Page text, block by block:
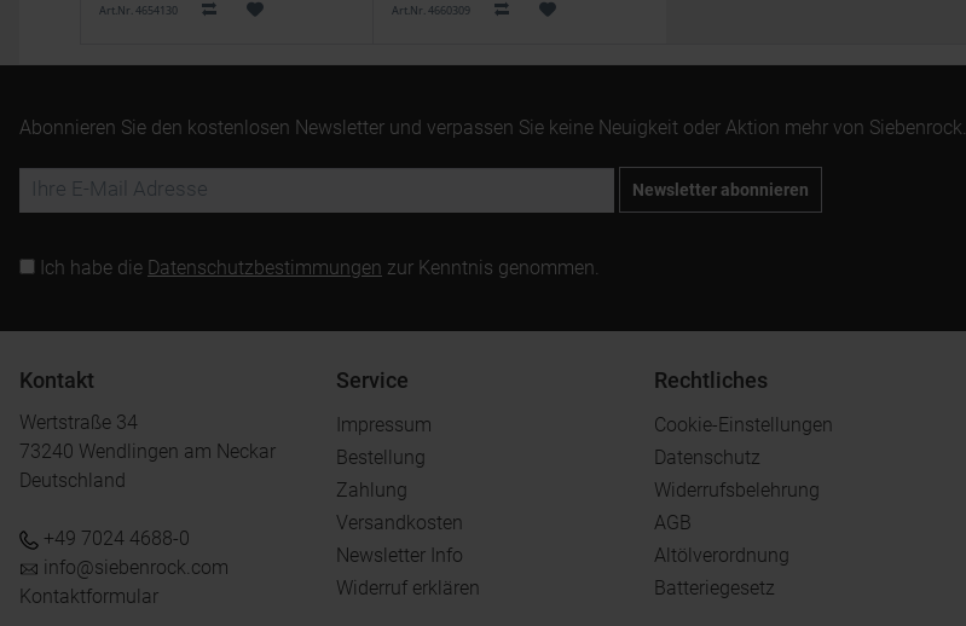
Art.Nr. 4654130 Art.Nr. 4660309
Abonnieren Sie den kostenlosen Newsletter und verpassen Sie keine Neuigkeit oder Aktion mehr von Siebenrock.
Newsletter abonnieren
Ich habe die Datenschutzbestimmungen zur Kenntnis genommen.
Kontakt
Wertstraße 34
73240 Wendlingen am Neckar
Deutschland
+49 7024 4688-0
info@siebenrock.com
Kontaktformular
Service
Impressum
Bestellung
Zahlung
Versandkosten
Newsletter Info
Widerruf erklären
Rechtliches
Cookie-Einstellungen
Datenschutz
Widerrufsbelehrung
AGB
Altölverordnung
Batteriegesetz